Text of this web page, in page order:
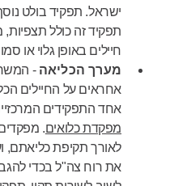
ישראל. תפקיד בולט
תפקיד זה כולל
חיילים באופן גלוי או
מערך הכליאה -
אחראים על החיילים
אחד התפקידים
מפקדת כלואים.
לאורך תקיפת כליאתם,
את רוח צה"ל בכדי